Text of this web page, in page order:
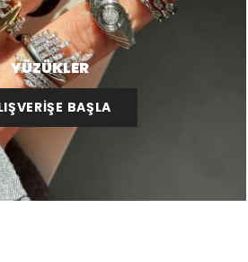
YÜZÜKLER
BAŞLA